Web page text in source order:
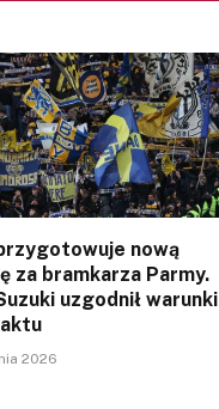
nową
za bramkarza Parmy.
uzgodnił warunki
2026